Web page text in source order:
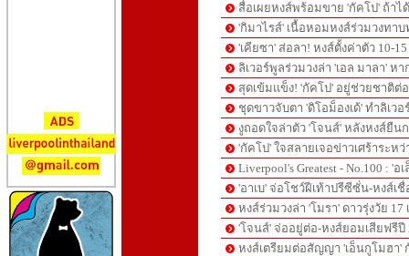
สื่อเผยหงส์พร้อมขาย 'กัคโป' ถ้าไ
'กิมาไรส์' เนื้อหอมหงส์ร่วมวงทา
'เคียซา' ส่อลา! หงส์ตั้งค่าตัว 10-
ลิเวอร์พูลร่วมวงล่า 'เอล มาลา' ห
สุดเข้มแข็ง! 'กัคโป' อยู่ช่วยชาติต่
ชุดขาวจับตา 'ดิโอม็องเด้' ทำลิเว
งูถอดใจล่าตัว 'โจนส์' หลังหงส์ยืน
'กัคโป' ใจสลายเจอข่าวเศร้าระห
Liverpool's Greatest - No.100 : '
'อาเบ' จ่อโชว์ฝีเท้าปรีซีซั่น-หงส์เ
หงส์ร่วมวงล่า 'โมรา' ดาวรุ่งวัย
'โจนส์' จ่ออยู่ต่อ-หงส์ยอมเสียฟรีปี
หงส์เตรียมต่อสัญญา 'เอ็นกูโมฮา'